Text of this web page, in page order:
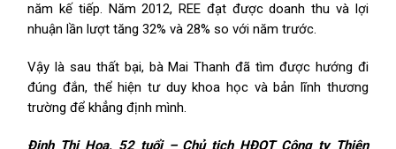
năm kế tiếp. Năm 2012, REE đạt được doanh thu và lợi
nhuận lần lượt tăng 32% và 28% so với năm trước.
Vậy là sau thất bại, bà Mai Thanh đã tìm được hướng đi
đúng đắn, thể hiện tư duy khoa học và bản lĩnh thương
trường để khẳng định mình.
Đinh Thị Hoa, 52 tuổi – Chủ tịch HĐQT Công ty Thiên